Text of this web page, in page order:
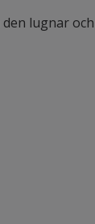
lugnar och